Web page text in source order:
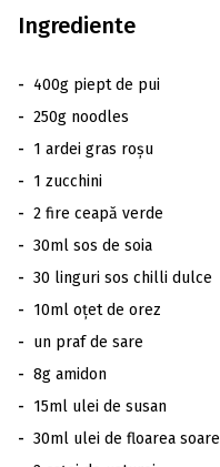
Ingrediente
- 400g piept de pui
- 250g noodles
- 1 ardei gras roșu
- 1 zucchini
- 2 fire ceapă verde
- 30ml sos de soia
- 30 linguri sos chilli dulce
- 10ml oțet de orez
- un praf de sare
- 8g amidon
- 15ml ulei de susan
- 30ml ulei de floarea